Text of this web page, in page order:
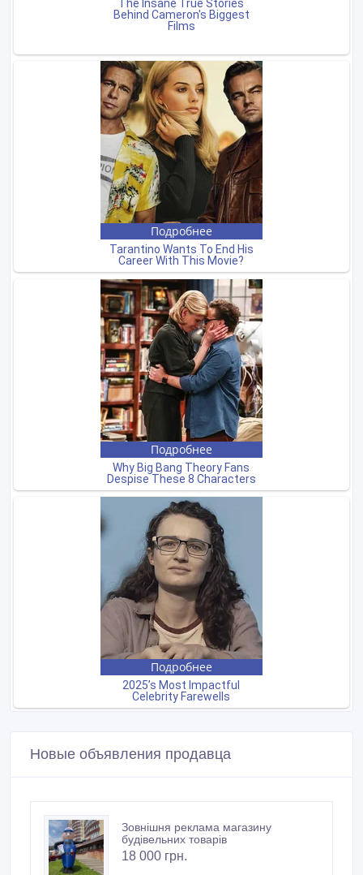
Новые объявления продавца
Зовнішня реклама магазину
будівельних товарів
18 000 грн.